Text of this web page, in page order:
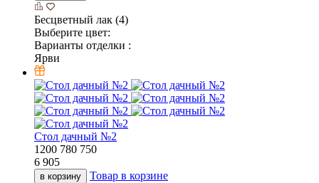
Бесцветный лак (4)
Выберите цвет:
Варианты отделки :
Ярви
Стол дачный №2
1200 780 750
6 905
в корзину Товар в корзине